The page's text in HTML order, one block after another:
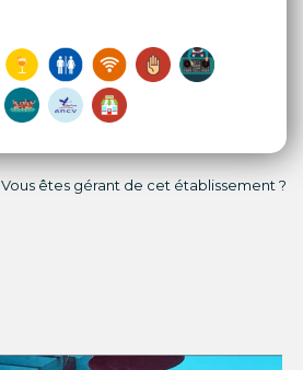
Vous êtes gérant de cet établissement ?